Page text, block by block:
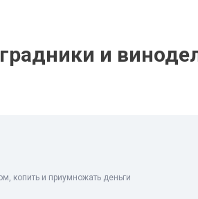
и
копить и приумножать деньги